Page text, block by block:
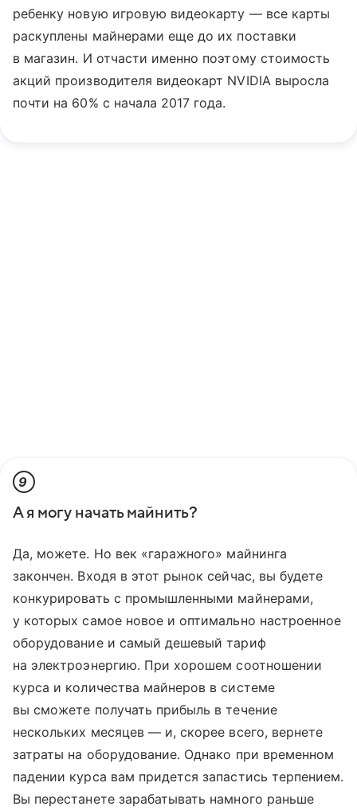
ребенку новую игровую видеокарту — все карты
раскуплены майнерами еще до их поставки
в магазин. И отчасти именно поэтому стоимость
акций производителя видеокарт NVIDIA выросла
почти на 60% с начала 2017 года.
9
А я могу начать майнить?
Да, можете. Но век «гаражного» майнинга
закончен. Входя в этот рынок сейчас, вы будете
конкурировать с промышленными майнерами,
у которых самое новое и оптимально настроенное
оборудование и самый дешевый тариф
на электроэнергию. При хорошем соотношении
курса и количества майнеров в системе
вы сможете получать прибыль в течение
нескольких месяцев — и, скорее всего, вернете
затраты на оборудование. Однако при временном
падении курса вам придется запастись терпением.
Вы перестанете зарабатывать намного раньше